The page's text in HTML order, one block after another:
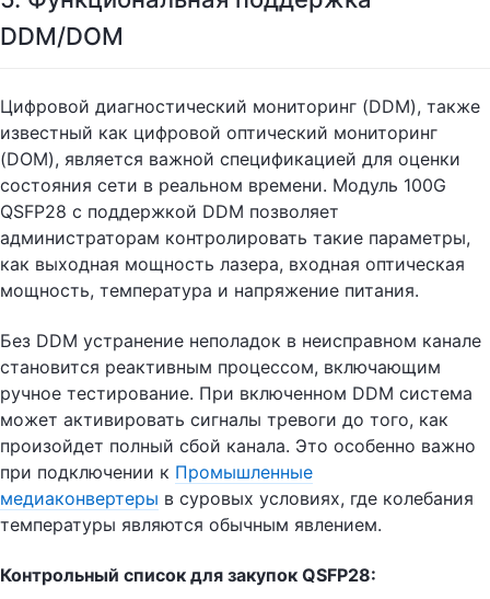
DDM/DOM
Цифровой диагностический мониторинг (DDM), также
известный как цифровой оптический мониторинг
(DOM), является важной спецификацией для оценки
состояния сети в реальном времени. Модуль 100G
QSFP28 с поддержкой DDM позволяет
администраторам контролировать такие параметры,
как выходная мощность лазера, входная оптическая
мощность, температура и напряжение питания.
Без DDM устранение неполадок в неисправном канале
становится реактивным процессом, включающим
ручное тестирование. При включенном DDM система
может активировать сигналы тревоги до того, как
произойдет полный сбой канала. Это особенно важно
при подключении к Промышленные
медиаконвертеры в суровых условиях, где колебания
температуры являются обычным явлением.
Контрольный список для закупок QSFP28: